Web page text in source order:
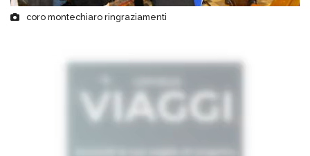
coro montechiaro ringraziamenti